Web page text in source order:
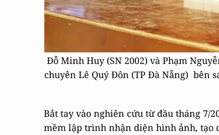
Đỗ Minh Huy (SN 2002) và Phạm
chuyên Lê Quý Đôn (TP Đà Nẵng) bên
Bắt tay vào nghiên cứu từ đầu tháng 7/
mềm lập trình nhận diện hình ảnh, tạo